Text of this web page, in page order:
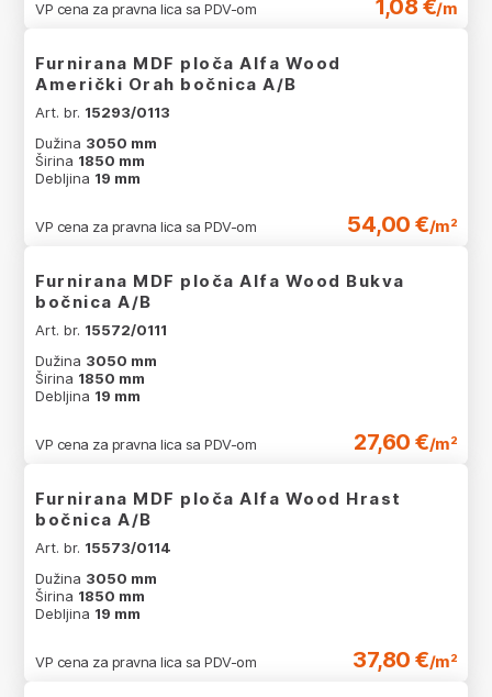
VP cena za pravna lica sa PDV-om 1,08 €/m
Furnirana MDF ploča Alfa Wood
Američki Orah bočnica A/B
Art. br. 15293/0113
Dužina 3050 mm
Širina 1850 mm
Debljina 19 mm
VP cena za pravna lica sa PDV-om 54,00 €/m²
Furnirana MDF ploča Alfa Wood Bukva
bočnica A/B
Art. br. 15572/0111
Dužina 3050 mm
Širina 1850 mm
Debljina 19 mm
VP cena za pravna lica sa PDV-om 27,60 €/m²
Furnirana MDF ploča Alfa Wood Hrast
bočnica A/B
Art. br. 15573/0114
Dužina 3050 mm
Širina 1850 mm
Debljina 19 mm
VP cena za pravna lica sa PDV-om 37,80 €/m²